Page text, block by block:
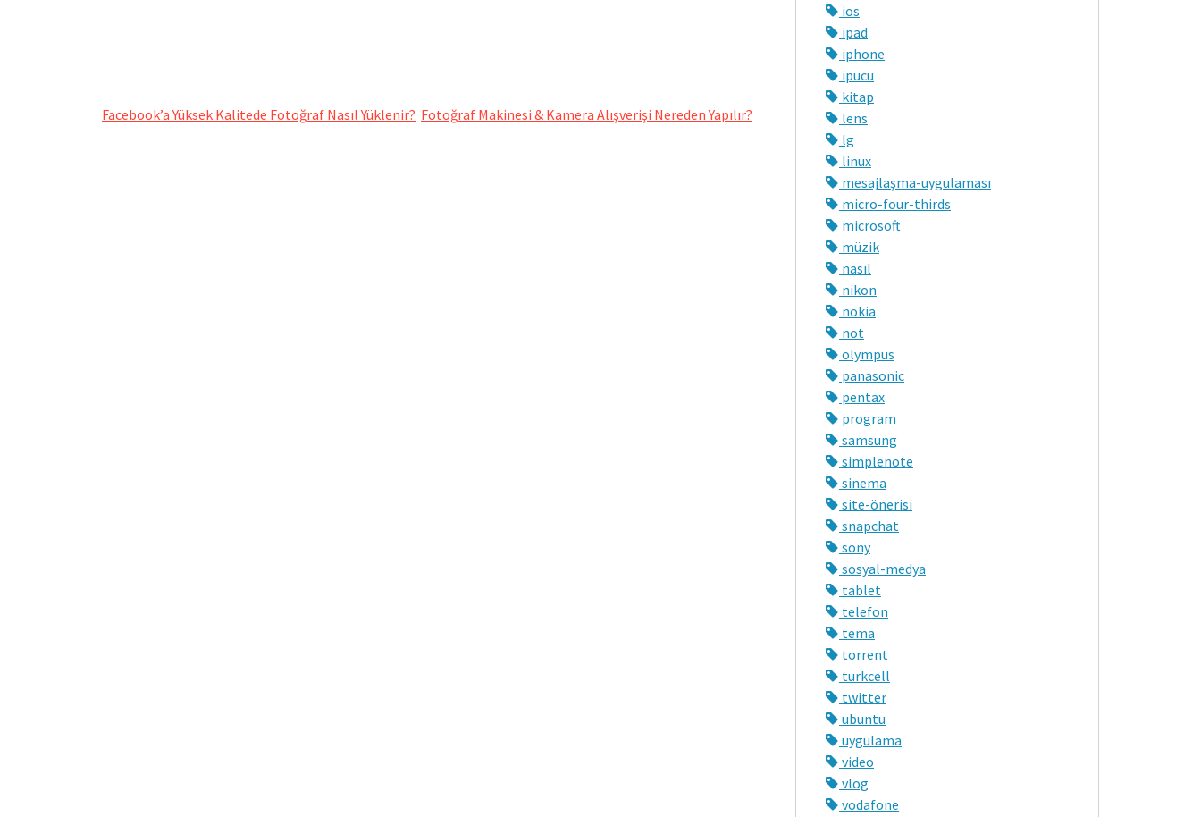
Facebook’a Yüksek Kalitede Fotoğraf Nasıl Yüklenir? Fotoğraf Makinesi & Kamera Alışverişi Nereden Yapılır?
ios
ipad
iphone
ipucu
kitap
lens
lg
linux
mesajlaşma-uygulaması
micro-four-thirds
microsoft
müzik
nasıl
nikon
nokia
not
olympus
panasonic
pentax
program
samsung
simplenote
sinema
site-önerisi
snapchat
sony
sosyal-medya
tablet
telefon
tema
torrent
turkcell
twitter
ubuntu
uygulama
video
vlog
vodafone